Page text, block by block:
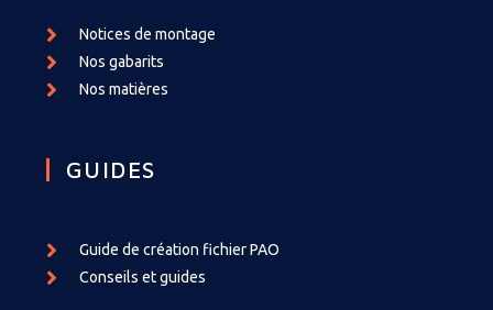
Notices de montage
Nos gabarits
Nos matières
GUIDES
Guide de création fichier PAO
Conseils et guides